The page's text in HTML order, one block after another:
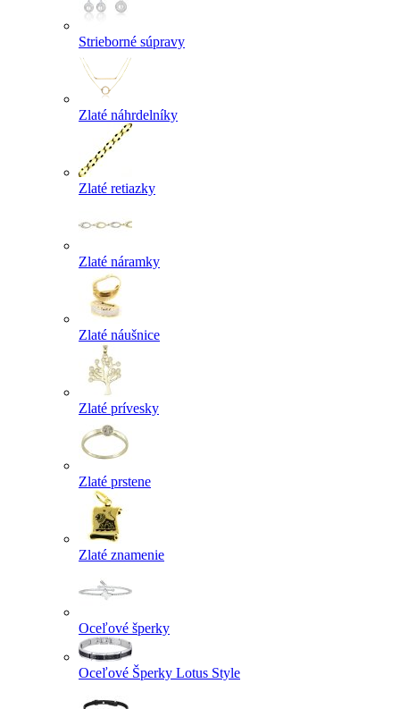
Strieborné súpravy
Zlaté náhrdelníky
Zlaté retiazky
Zlaté náramky
Zlaté náušnice
Zlaté prívesky
Zlaté prstene
Zlaté znamenie
Oceľové šperky
Oceľové Šperky Lotus Style